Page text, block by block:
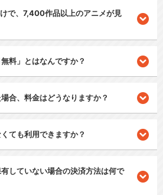
で、7,400作品以上のアニメが見
料」とはなんですか？
合、料金はどうなりますか？
ても利用できますか？
していない場合の決済方法は何で